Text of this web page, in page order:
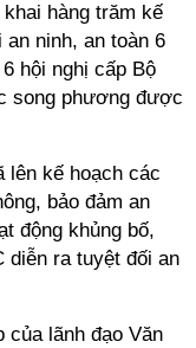
hàng trăm kế
ninh, an toàn 6
hội nghị cấp Bộ
song phương được
lên kế hoạch các
bảo đảm an
động khủng bố,
diễn ra tuyệt đối an
của lãnh đạo Văn